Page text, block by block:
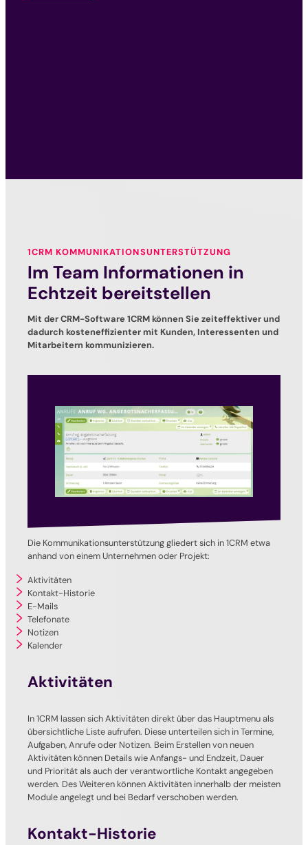
1CRM KOMMUNIKATIONSUNTERSTÜTZUNG
Im Team Informationen in
Echtzeit bereitstellen
Mit der CRM-Software 1CRM können Sie zeiteffektiver und
dadurch kosteneffizienter mit Kunden, Interessenten und
Mitarbeitern kommunizieren.
Die Kommunikationsunterstützung gliedert sich in 1CRM etwa
anhand von einem Unternehmen oder Projekt:
Aktivitäten
Kontakt-Historie
E-Mails
Telefonate
Notizen
Kalender
Aktivitäten
In 1CRM lassen sich Aktivitäten direkt über das Hauptmenu als
übersichtliche Liste aufrufen. Diese unterteilen sich in Termine,
Aufgaben, Anrufe oder Notizen. Beim Erstellen von neuen
Aktivitäten können Details wie Anfangs- und Endzeit, Dauer
und Priorität als auch der verantwortliche Kontakt angegeben
werden. Des Weiteren können Aktivitäten innerhalb der meisten
Module angelegt und bei Bedarf verschoben werden.
Kontakt-Historie